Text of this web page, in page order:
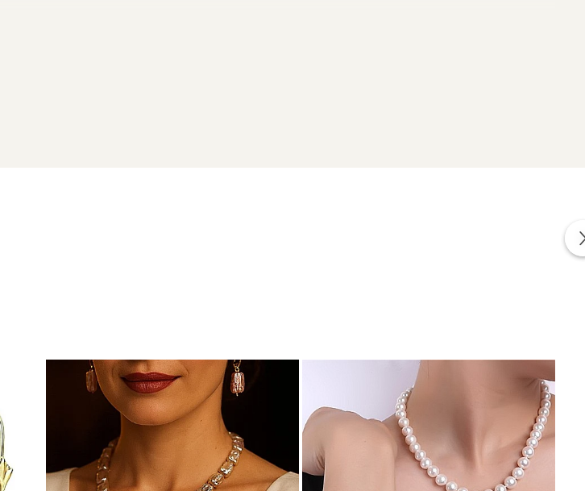
27 de țări. Toate produsele sunt realizate din perle naturale selectate manual, montate în
garanție și autenticitate care atestă proveniența naturală a perlelor.
– curat, luminos și mereu potrivit.
in realizarea bijuteriilor